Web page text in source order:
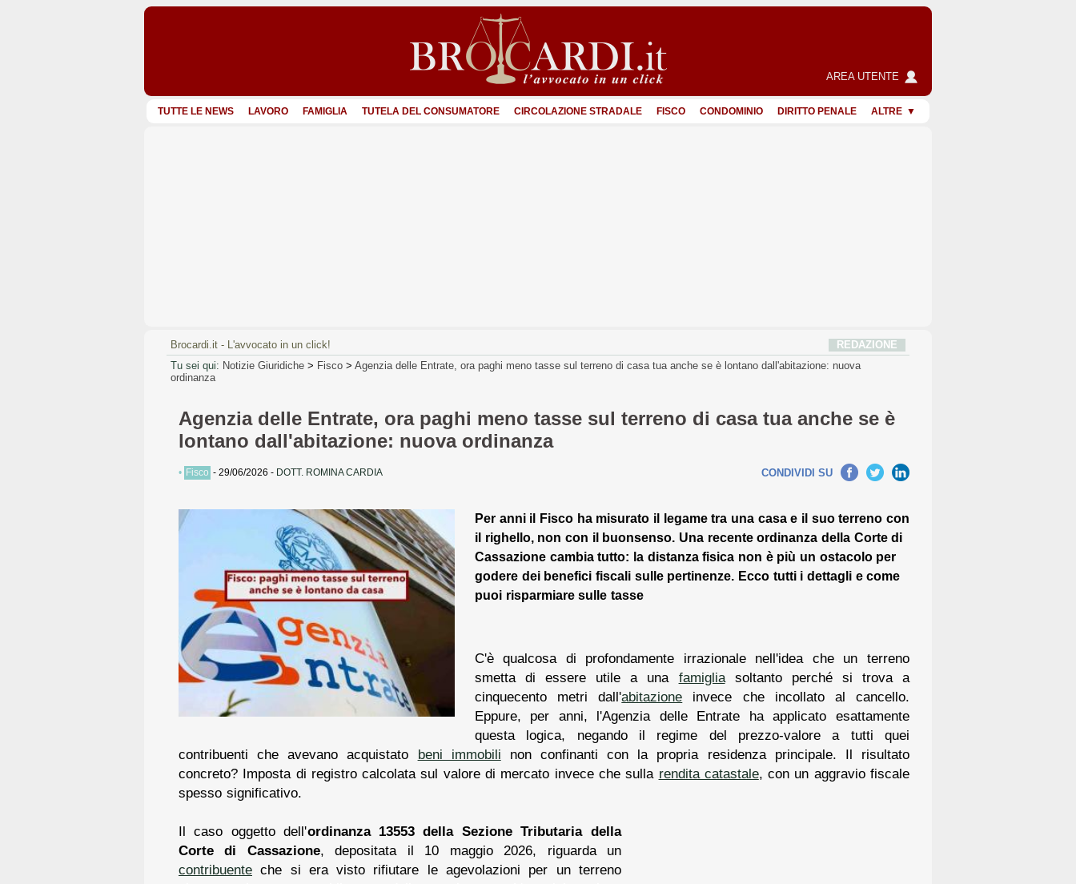
AREA UTENTE
TUTTE LE NEWS LAVORO FAMIGLIA TUTELA DEL CONSUMATORE CIRCOLAZIONE STRADALE FISCO CONDOMINIO DIRITTO PENALE ALTRE
Brocardi.it - L'avvocato in un click!
REDAZIONE
Tu sei qui: Notizie Giuridiche > Fisco > Agenzia delle Entrate, ora paghi meno tasse sul terreno di casa tua anche se è lontano dall'abitazione: nuova
ordinanza
Agenzia delle Entrate, ora paghi meno tasse sul terreno di casa tua anche se è
lontano dall'abitazione: nuova ordinanza
• Fisco - 29/06/2026 - DOTT. ROMINA CARDIA CONDIVIDI SU
Per anni il Fisco ha misurato il legame tra una casa e il suo terreno con
il righello, non con il buonsenso. Una recente ordinanza della Corte di
Cassazione cambia tutto: la distanza fisica non è più un ostacolo per
godere dei benefici fiscali sulle pertinenze. Ecco tutti i dettagli e come
puoi risparmiare sulle tasse
C'è qualcosa di profondamente irrazionale nell'idea che un terreno
smetta di essere utile a una famigliasoltanto perché si trova a
cinquecento metri dall'abitazione invece che incollato al cancello.
Eppure, per anni, l'Agenzia delle Entrate ha applicato esattamente
questa logica, negando il regime del prezzo-valore a tutti quei
contribuenti che avevano acquistato beni immobili non confinanti con la propria residenza principale. Il risultato
concreto? Imposta di registro calcolata sul valore di mercato invece che sulla rendita catastale, con un aggravio fiscale
spesso significativo.
Il caso oggetto dell'ordinanza 13553 della Sezione Tributaria della
Corte di Cassazione, depositata il 10 maggio 2026, riguarda un
contribuente che si era visto rifiutare le agevolazioni per un terreno